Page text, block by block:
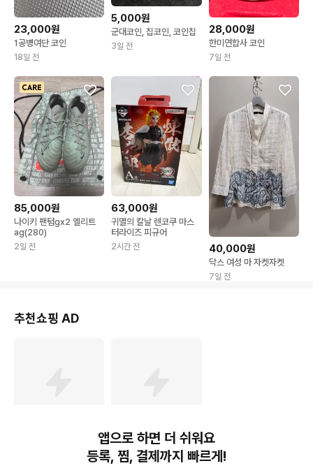
23,000원
1공병여단 코인
18일 전
5,000원
군대코인, 칩코인, 코인칩
3일 전
28,000원
한미연합사 코인
7일 전
85,000원
나이키 팬텀gx2 엘리트
ag(280)
2일 전
63,000원
귀멸의 칼날 렌코쿠 마스
터라이즈 피규어
2시간 전 40,000원
닥스 여성 마 자켓자켓
7일 전
추천쇼핑 AD
UPERFECT 터치 120H
z 휴대용 모니터 IPS 18''
159,000원
인터픽셀 IP1510T 터치 I
PS 60Hz C포트 포터블
앱으로 하면 더 쉬워요
등록, 찜, 결제까지 빠르게!